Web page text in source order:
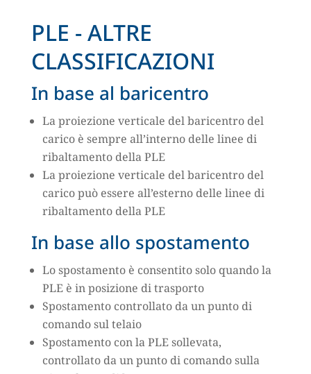
PLE - ALTRE
CLASSIFICAZIONI
In base al baricentro
La proiezione verticale del baricentro del
carico è sempre all’interno delle linee di
ribaltamento della PLE
La proiezione verticale del baricentro del
carico può essere all’esterno delle linee di
ribaltamento della PLE
In base allo spostamento
Lo spostamento è consentito solo quando la
PLE è in posizione di trasporto
Spostamento controllato da un punto di
comando sul telaio
Spostamento con la PLE sollevata,
controllato da un punto di comando sulla